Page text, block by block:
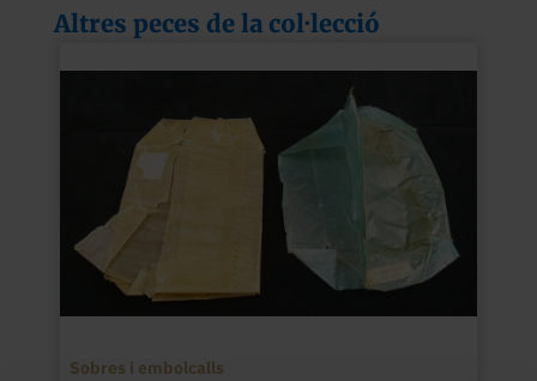
Altres peces de la col·lecció
Sobres i embolcalls